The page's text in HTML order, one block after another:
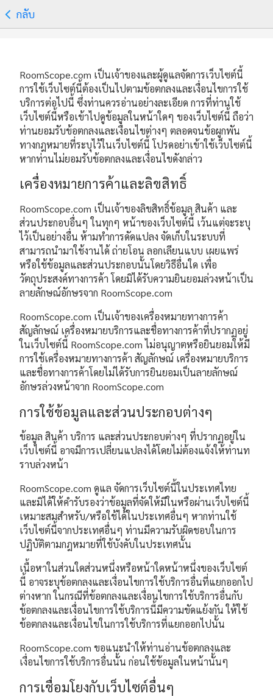
กลับ
RoomScope.com เป็นเจ้าของและผู้ดูแลจัดการเว็บไซต์นี้
การใช้เว็บไซต์นี้ต้องเป็นไปตามข้อตกลงและเงื่อนไขการใช้
บริการต่อไปนี้ ซึ่งท่านควรอ่านอย่างละเอียด การที่ท่านใช้
เว็บไซต์นี้หรือเข้าไปดูข้อมูลในหน้าใดๆ ของเว็บไซต์นี้ ถือว่า
ท่านยอมรับข้อตกลงและเงื่อนไขต่างๆ ตลอดจนข้อผูกพัน
ทางกฎหมายที่ระบุไว้ในเว็บไซต์นี้ โปรดอย่าเข้าใช้เว็บไซต์นี้
หากท่านไม่ยอมรับข้อตกลงและเงื่อนไขดังกล่าว
เครื่องหมายการค้าและลิขสิทธิ์
RoomScope.com เป็นเจ้าของลิขสิทธิ์ข้อมูล สินค้า และ
ส่วนประกอบอื่นๆ ในทุกๆ หน้าของเว็บไซต์นี้ เว้นแต่จะระบุ
ไว้เป็นอย่างอื่น ห้ามทำการดัดแปลง จัดเก็บในระบบที่
สามารถนำมาใช้งานได้ ถ่ายโอน ลอกเลียนแบบ เผยแพร่
หรือใช้ข้อมูลและส่วนประกอบนั้นโดยวิธีอื่นใด เพื่อ
วัตถุประสงค์ทางการค้า โดยมิได้รับความยินยอมล่วงหน้าเป็น
ลายลักษณ์อักษรจาก RoomScope.com
RoomScope.com เป็นเจ้าของเครื่องหมายทางการค้า
สัญลักษณ์ เครื่องหมายบริการและชื่อทางการค้าที่ปรากฏอยู่
ในเว็บไซต์นี้ RoomScope.com ไม่อนุญาตหรือยินยอมให้มี
การใช้เครื่องหมายทางการค้า สัญลักษณ์ เครื่องหมายบริการ
และชื่อทางการค้าโดยไม่ได้รับการยินยอมเป็นลายลักษณ์
อักษรล่วงหน้าจาก RoomScope.com
การใช้ข้อมูลและส่วนประกอบต่างๆ
ข้อมูล สินค้า บริการ และส่วนประกอบต่างๆ ที่ปรากฏอยู่ใน
เว็บไซต์นี้ อาจมีการเปลี่ยนแปลงได้โดยไม่ต้องแจ้งให้ท่านท
ราบล่วงหน้า
RoomScope.com ดูแล จัดการเว็บไซต์นี้ในประเทศไทย
และมิได้ให้คำรับรองว่าข้อมูลที่จัดให้มีในหรือผ่านเว็บไซต์นี้
เหมาะสมสำหรับ/หรือใช้ได้ในประเทศอื่นๆ หากท่านใช้
เว็บไซต์นี้จากประเทศอื่นๆ ท่านมีความรับผิดชอบในการ
ปฏิบัติตามกฎหมายที่ใช้บังคับในประเทศนั้น
เนื้อหาในส่วนใดส่วนหนึ่งหรือหน้าใดหน้าหนึ่งของเว็บไซต์
นี้ อาจระบุข้อตกลงและเงื่อนไขการใช้บริการอื่นที่แยกออกไป
ต่างหาก ในกรณีที่ข้อตกลงและเงื่อนไขการใช้บริการอื่นกับ
ข้อตกลงและเงื่อนไขการใช้บริการนี้มีความขัดแย้งกัน ให้ใช้
ข้อตกลงและเงื่อนไขในการใช้บริการที่แยกออกไปนั้น
RoomScope.com ขอแนะนำให้ท่านอ่านข้อตกลงและ
เงื่อนไขการใช้บริการอื่นนั้น ก่อนใช้ข้อมูลในหน้านั้นๆ
การเชื่อมโยงกับเว็บไซต์อื่นๆ